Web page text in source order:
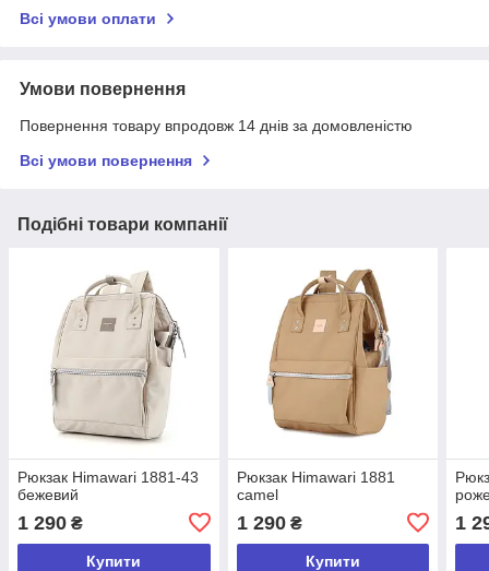
Всі умови оплати
Умови повернення
Повернення товару впродовж 14 днів за домовленістю
Всі умови повернення
Подібні товари компанії
Рюкзак Himawari 1881-43
бежевий
1 290 ₴
Купити
Рюкзак Himawari 1881
camel
1 290₴
Купити
1